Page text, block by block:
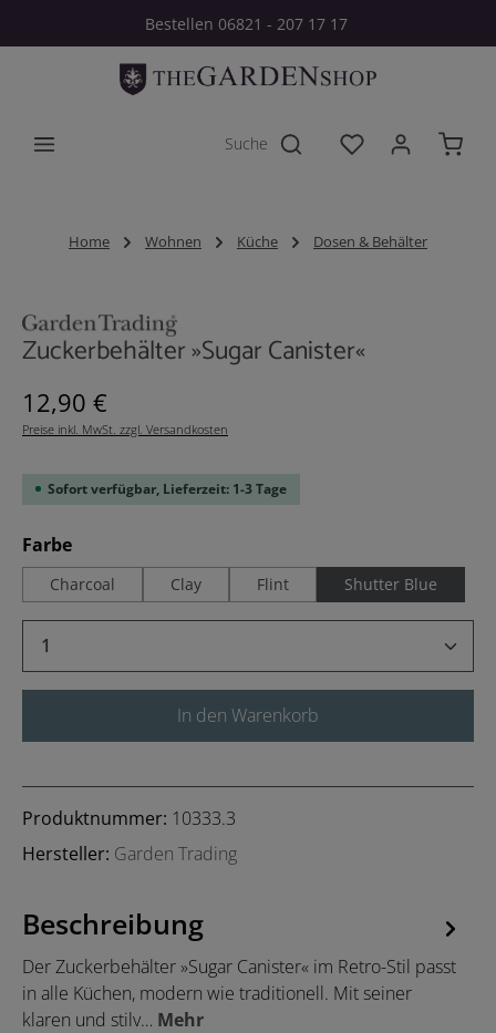
Zum Hauptinhalt springenBestellen 06821 - 207 17 17
Du hast 0
Home Wohnen Küche Dosen & Behälter
Zuckerbehälter »Sugar Canister«
Regulärer Preis:
12,90 €
Preise inkl. MwSt. zzgl. Versandkosten
Sofort verfügbar, Lieferzeit: 1-3 Tage
Farbeauswählen
Charcoal Clay Flint Shutter Blue
Produkt Anzahl: Gib den gewünschten
In den Warenkorb
Produktnummer: 10333.3
Hersteller: Garden Trading
Beschreibung
Der Zuckerbehälter »Sugar Canister« im Retro-Stil passt
in alle Küchen, modern wie traditionell. Mit seiner
klaren und stilv… Mehr